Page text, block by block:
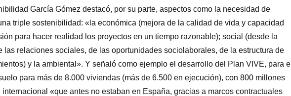
García Gómez destacó, por su parte, aspectos como la necesidad de
triple sostenibilidad: «la económica (mejora de la calidad de vida y capacidad
para hacer realidad los proyectos en un tiempo razonable); social (desde la
las relaciones sociales, de las oportunidades sociolaborales, de la estructura de
y la ambiental». Y señaló como ejemplo el desarrollo del Plan VIVE, para el
para más de 8.000 viviendas (más de 6.500 en ejecución), con 800 millones
«que antes no estaban en España, gracias a marcos contractuales